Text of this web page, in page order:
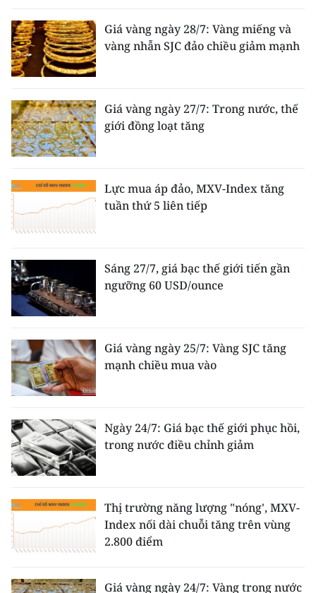
Giá vàng ngày 28/7: Vàng miếng và
vàng nhẫn SJC đảo chiều giảm mạnh
Giá vàng ngày 27/7: Trong nước, thế
giới đồng loạt tăng
Lực mua áp đảo, MXV-Index tăng
tuần thứ 5 liên tiếp
Sáng 27/7, giá bạc thế giới tiến gần
ngưỡng 60 USD/ounce
Giá vàng ngày 25/7: Vàng SJC tăng
mạnh chiều mua vào
Ngày 24/7: Giá bạc thế giới phục hồi,
trong nước điều chỉnh giảm
Thị trường năng lượng "nóng', MXV-
Index nối dài chuỗi tăng trên vùng
2.800 điểm
Giá vàng ngày 24/7: Vàng trong nước